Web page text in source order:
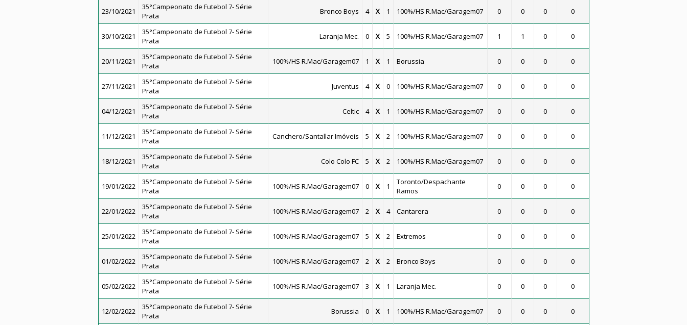
23/10/2021
35°Campeonato de Futebol 7- Série
Prata
Bronco Boys 4 X 1 100%/HS R.Mac/Garagem07 0 0 0 0
30/10/2021
35°Campeonato de Futebol 7- Série
Prata
Laranja Mec. 0 X 5 100%/HS R.Mac/Garagem07 1 1 0 0
20/11/2021
35°Campeonato de Futebol 7- Série
Prata
100%/HS R.Mac/Garagem07 1 X 1 Borussia 0 0 0 0
27/11/2021
35°Campeonato de Futebol 7- Série
Prata
Juventus 4 X 0 100%/HS R.Mac/Garagem07 0 0 0 0
04/12/2021
35°Campeonato de Futebol 7- Série
Prata
Celtic 4 X 1 100%/HS R.Mac/Garagem07 0 0 0 0
11/12/2021
35°Campeonato de Futebol 7- Série
Prata
Canchero/Santallar Imóveis 5 X 2 100%/HS R.Mac/Garagem07 0 0 0 0
18/12/2021
35°Campeonato de Futebol 7- Série
Prata
Colo Colo FC 5 X 2 100%/HS R.Mac/Garagem07 0 0 0 0
19/01/2022
35°Campeonato de Futebol 7- Série
Prata
100%/HS R.Mac/Garagem07 0 X 1
Toronto/Despachante
Ramos
0 0 0 0
22/01/2022
35°Campeonato de Futebol 7- Série
Prata
100%/HS R.Mac/Garagem07 2 X 4 Cantarera 0 0 0 0
25/01/2022
35°Campeonato de Futebol 7- Série
Prata
100%/HS R.Mac/Garagem07 5 X 2 Extremos 0 0 0 0
01/02/2022
35°Campeonato de Futebol 7- Série
Prata
100%/HS R.Mac/Garagem07 2 X 2 Bronco Boys 0 0 0 0
05/02/2022
35°Campeonato de Futebol 7- Série
Prata
100%/HS R.Mac/Garagem07 3 X 1 Laranja Mec. 0 0 0 0
12/02/2022
35°Campeonato de Futebol 7- Série
Prata
Borussia 0 X 1 100%/HS R.Mac/Garagem07 0 0 0 0